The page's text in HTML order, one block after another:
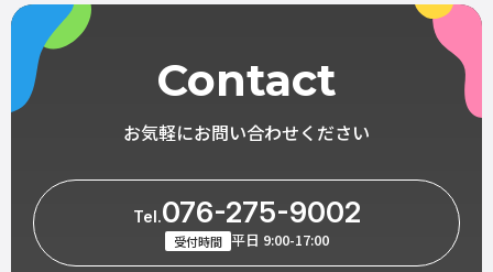
Contact
お気軽にお問い合わせください
Tel.076-275-9002
受付時間 平日 9:00-17:00